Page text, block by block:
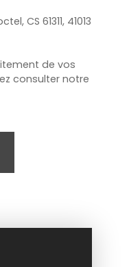
CS 61311, 41013
de vos
consulter notre